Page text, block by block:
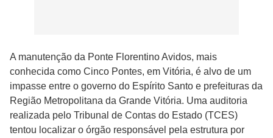
A manutenção da Ponte Florentino Avidos, mais
conhecida como Cinco Pontes, em Vitória, é alvo de um
impasse entre o governo do Espírito Santo e prefeituras da
Região Metropolitana da Grande Vitória. Uma auditoria
realizada pelo Tribunal de Contas do Estado (TCES)
tentou localizar o órgão responsável pela estrutura por